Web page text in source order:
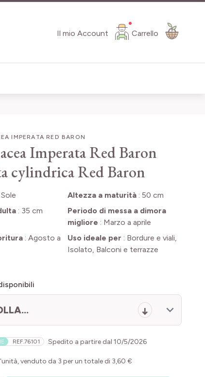
Il mio Account Carrello
IMPERATA RED BARON
Imperata Red Baron
cylindrica Red Baron
Sole Altezza a maturità: 50 cm
: 35 cm
Periodo di messa a dimora
migliore : Marzo a aprile
: Agosto a
Uso ideale per : Bordure e viali,
Isolato, Balconi e terrazze
REF.76101 Spedito a partire dal 10/5/2026
venduto da 3 per un totale di 3,60 €